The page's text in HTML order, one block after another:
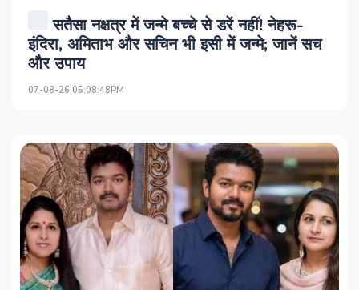
सतैसा नक्षत्र में जन्मे बच्चे से डरें नहीं! नेहरू-
इंदिरा, अमिताभ और सचिन भी इसी में जन्मे; जानें सच
और उपाय
07-08-26 05:08:48PM